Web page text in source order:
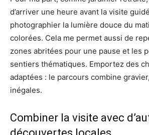
d’arriver une heure avant la visite
photographier la lumière douce du
colorées. Cela me permet aussi de
zones abritées pour une pause et les
sentiers thématiques. Emportez des
adaptées : le parcours combine
inégales.
Combiner la visite avec